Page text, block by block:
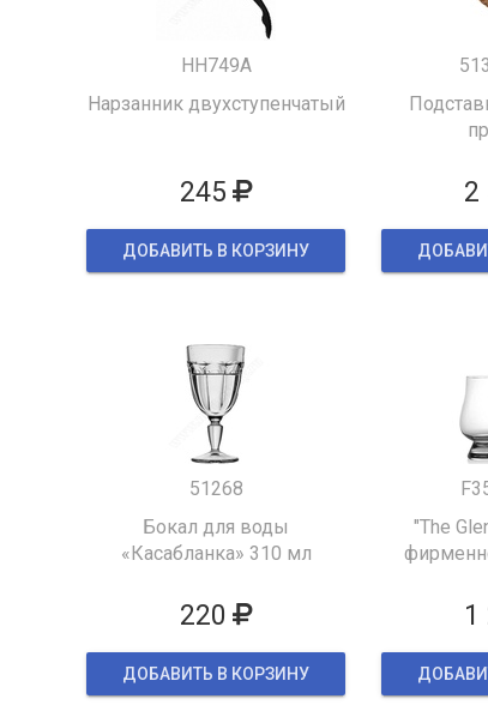
HH749A
Нарзанник двухступенчатый
245
ДОБАВИТЬ В КОРЗИНУ
2
51268
Бокал для воды
«Касабланка» 310 мл
220
ДОБАВИТЬ В КОРЗИНУ
"The
1